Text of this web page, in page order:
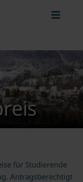
für Studierende
Antragsberechtigt